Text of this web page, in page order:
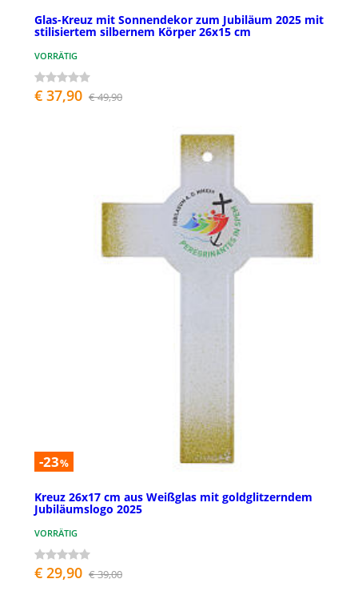
Glas-Kreuz mit Sonnendekor zum Jubiläum 2025 mit
stilisiertem silbernem Körper 26x15 cm
VORRÄTIG
€ 37,90 € 49,90
-23%
Kreuz 26x17 cm aus Weißglas mit goldglitzerndem
Jubiläumslogo 2025
VORRÄTIG
€ 29,90 € 39,00